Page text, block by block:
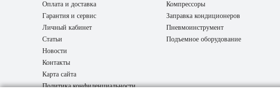
Оплата и доставка
Гарантия и сервис
Личный кабинет
Статьи
Новости
Контакты
Карта сайта
Политика конфиденциальности
Компрессоры
Заправка кондиционеров
Пневмоинструмент
Подъемное оборудование